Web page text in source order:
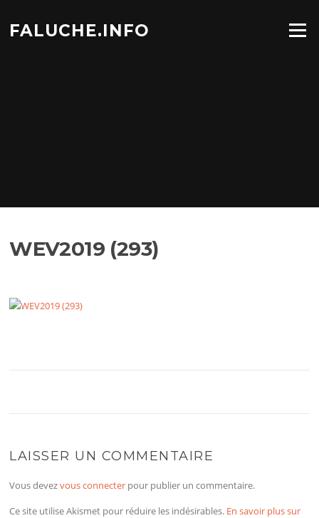
contenu
FALUCHE.INFO Menu
WEV2019 (293)
LAISSER UN COMMENTAIRE
Vous devezvous connecter pour publier un commentaire.
Ce site utilise Akismet pour réduire les indésirables. En savoir plus sur